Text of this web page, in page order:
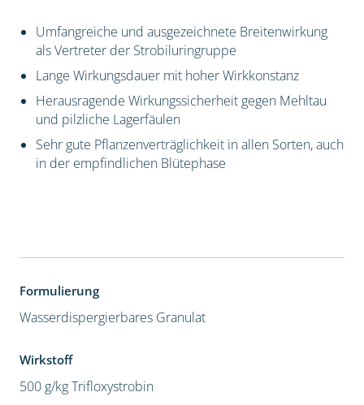
Umfangreiche und ausgezeichnete Breitenwirkung
als Vertreter der Strobiluringruppe
Lange Wirkungsdauer mit hoher Wirkkonstanz
Herausragende Wirkungssicherheit gegen Mehltau
und pilzliche Lagerfäulen
Sehr gute Pflanzenverträglichkeit in allen Sorten, auch
in der empfindlichen Blütephase
Formulierung
Wasserdispergierbares Granulat
Wirkstoff
500 g/kg Trifloxystrobin